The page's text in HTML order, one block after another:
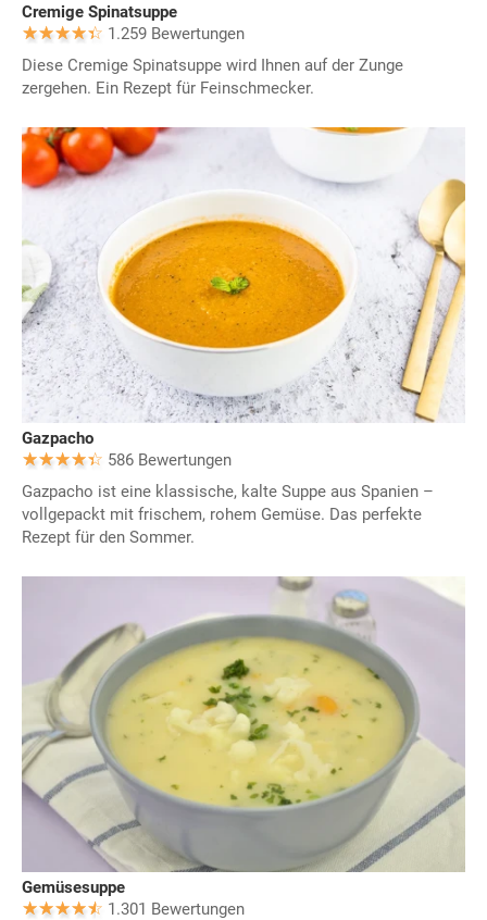
Cremige Spinatsuppe
1.259 Bewertungen
Diese Cremige Spinatsuppe wird Ihnen auf der Zunge
zergehen. Ein Rezept für Feinschmecker.
Gazpacho
586 Bewertungen
Gazpacho ist eine klassische, kalte Suppe aus Spanien –
vollgepackt mit frischem, rohem Gemüse. Das perfekte
Rezept für den Sommer.
Gemüsesuppe
1.301 Bewertungen